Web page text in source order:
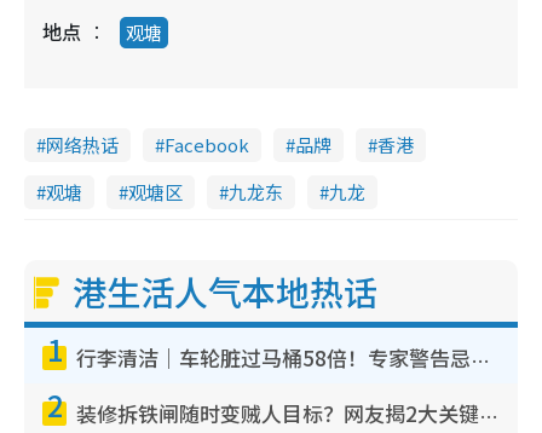
地点 观塘
网络热话 Facebook 品牌
香港
观塘
观塘区 九龙东 九龙
港生活人气本地热话
1 行李清洁｜车轮脏过马桶58倍！专家警告忌用酒精擦 教1招免脏手除菌
2 装修拆铁闸随时变贼人目标？网友揭2大关键用途：装新款等于白装？附新旧铁闸分别